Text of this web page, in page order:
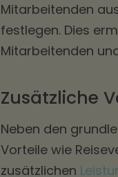
Mitarbeitenden
festlegen. Dies
Mitarbeitenden
Zusätzliche
Neben den
Vorteile wie
zusätzlichen